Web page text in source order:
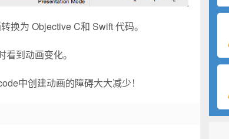
换为 Objective C和 Swift 代码。
到动画变化。
中创建动画的障碍大大减少！